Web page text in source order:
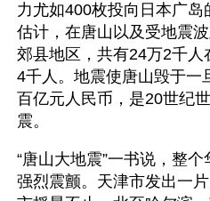
力尤如400枚投向日本广
估计，在唐山以及受地震
郊县地区，共有24万2千
4千人。地震使唐山毁于一
百亿元人民币，是20世纪
震。
“唐山大地震”一书说，整
强烈震颤。天津市发出一